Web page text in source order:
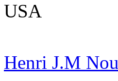
USA
Henri J.M